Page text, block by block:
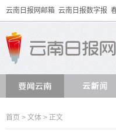
云南日报网邮箱 云南日报数字报
首页 > 文体 > 正文